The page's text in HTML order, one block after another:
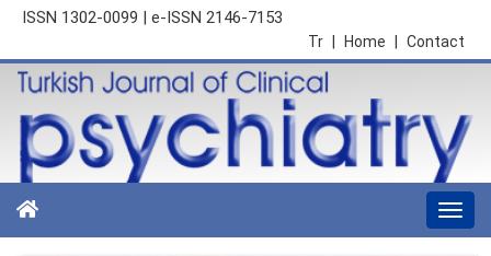
ISSN 1302-0099 | e-ISSN 2146-7153
Contact
Home
Tr